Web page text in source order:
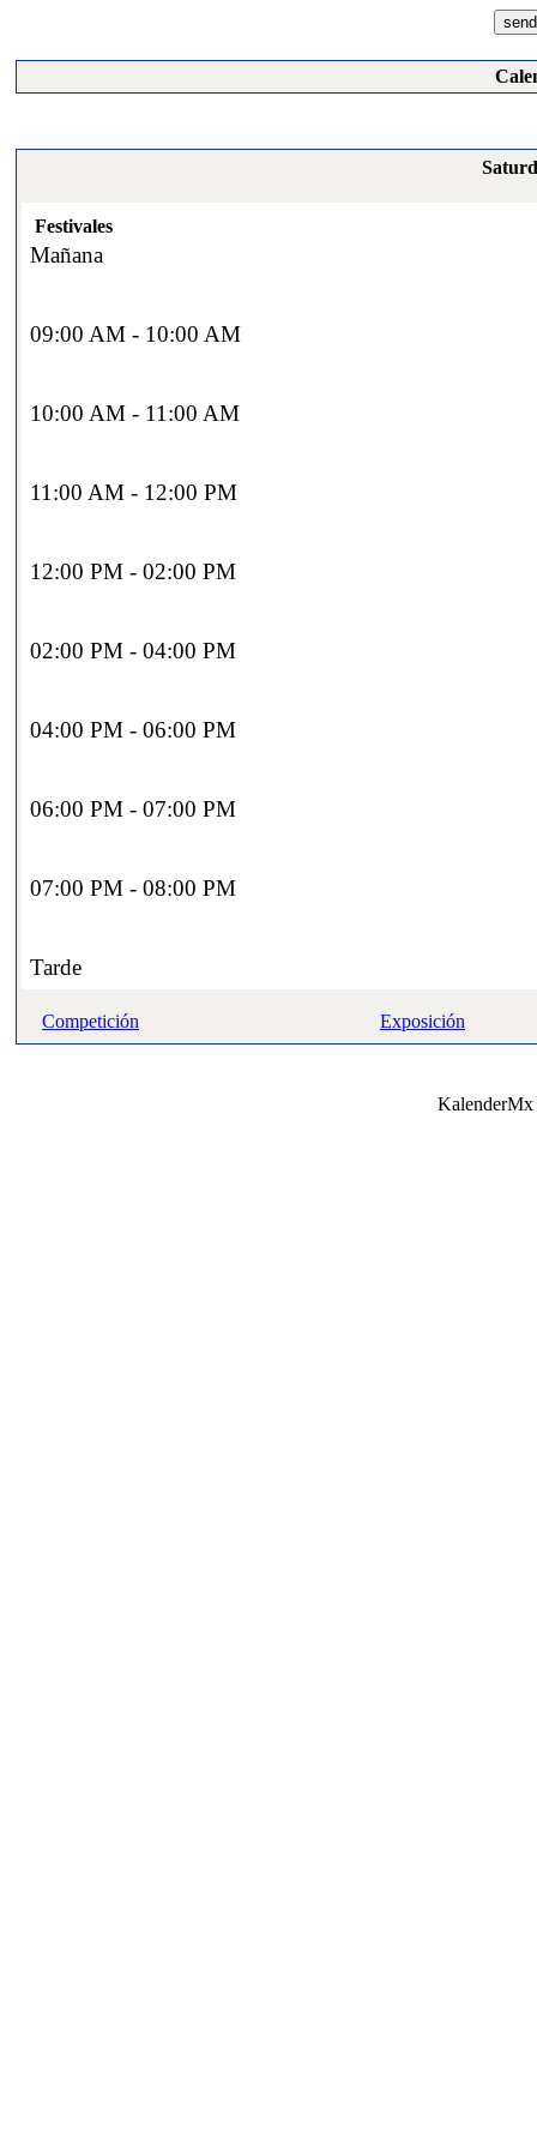
Festivales
Mañana
09:00 AM - 10:00 AM
10:00 AM - 11:00 AM
11:00 AM - 12:00 PM
12:00 PM - 02:00 PM
02:00 PM - 04:00 PM
04:00 PM - 06:00 PM
06:00 PM - 07:00 PM
07:00 PM - 08:00 PM
Tarde
Competición Exposición
KalenderMx